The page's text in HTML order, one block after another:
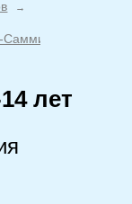
→
2020/2021
лет